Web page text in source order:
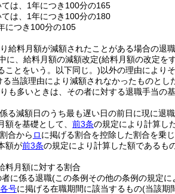
は、1年につき100分の165
は、1年につき100分の180
につき100分の105
給料月額が減額されたことがある場合の退
に、給料月額の減額改定(給料月額の改定を
ことをいう。以下同じ。)以外の理由により
る当該理由により減額されなかったものと
も多いときは、その者に対する退職手当の基
る減額日のうち最も遅い日の前日に現に退
を基礎として、 前3条の規定により計算し
合から ロに掲げる割合を控除した割合を乗
額が前3条の規定により計算した額であるも
料月額に対する割合
に係る退職(この条例その他の条例の規定
号に掲げる在職期間に該当するもの(当該期